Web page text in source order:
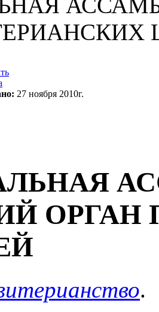
27 ноября 2010г.
ОРГАН
.